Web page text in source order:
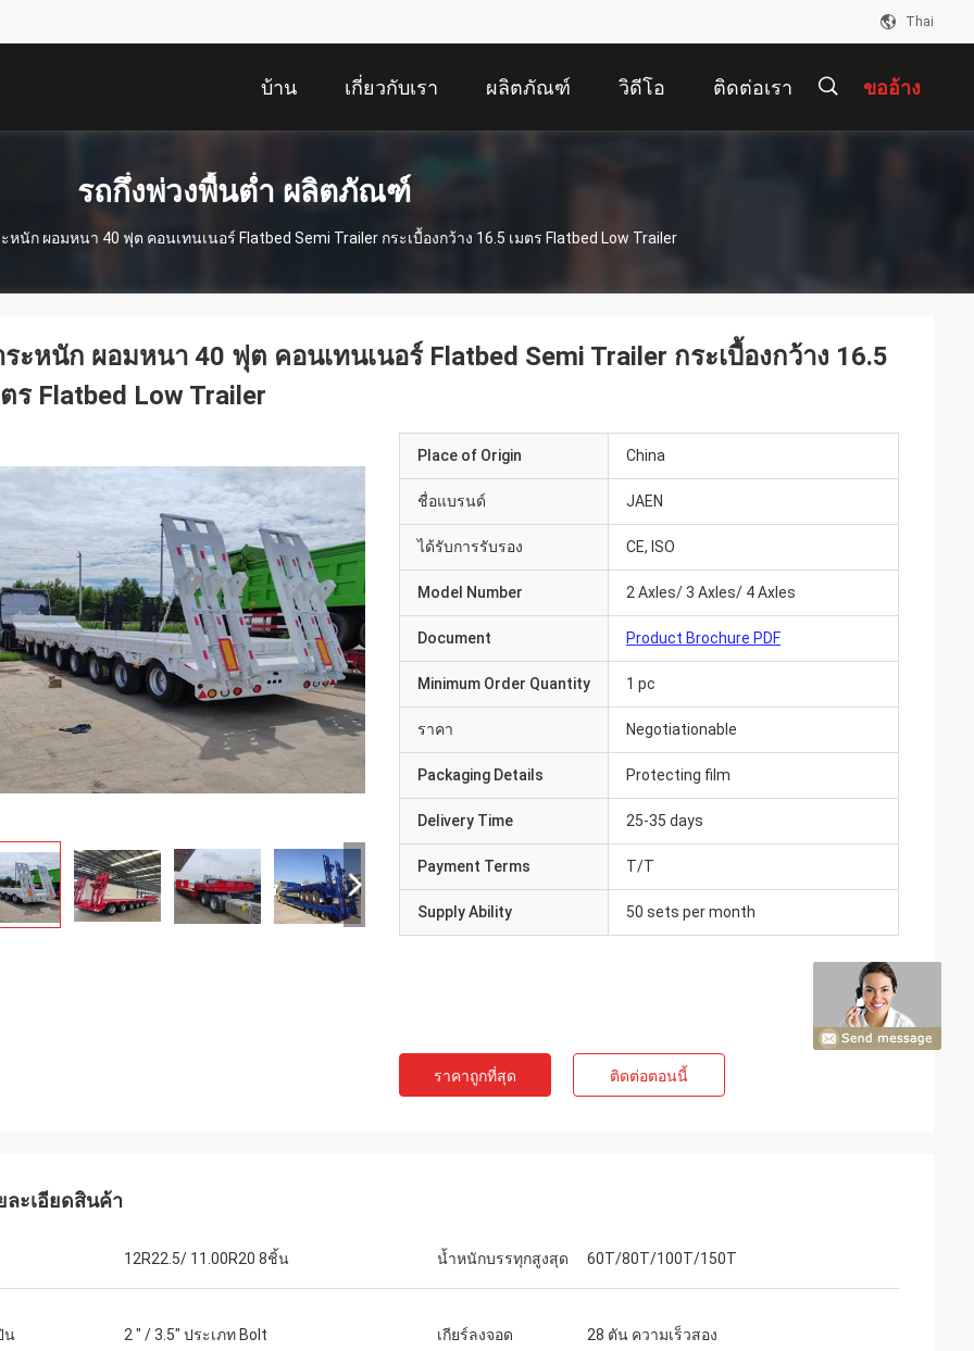
Thai
บ้าน เกี่ยวกับเรา ผลิตภัณฑ์ วิดีโอ ติดต่อเรา ขออ้าง
รถกึ่งพ่วงพื้นต่ำ ผลิตภัณฑ์
หนัก ผอมหนา 40 ฟุต คอนเทนเนอร์ Flatbed Semi Trailer กระเบื้องกว้าง 16.5 เมตร Flatbed Low Trailer
ะหนัก ผอมหนา 40 ฟุต คอนเทนเนอร์ Flatbed Semi Trailer กระเบื้องกว้าง 16.5
ร Flatbed Low Trailer
Place of Origin China
ชื่อแบรนด์ JAEN
ได้รับการรับรอง CE, ISO
Model Number 2 Axles/ 3 Axles/ 4 Axles
Document Product Brochure PDF
Minimum Order Quantity 1 pc
ราคา Negotiationable
Packaging Details Protecting film
Delivery Time 25-35 days
Payment Terms T/T
Supply Ability 50 sets per month
ราคาถูกที่สุด ติดต่อตอนนี้
ละเอียดสินค้า
12R22.5/ 11.00R20 8ชิ้น น้ำหนักบรรทุกสูงสุด 60T/80T/100T/150T
น 2 " / 3.5" ประเภท Bolt เกียร์ลงจอด 28 ตัน ความเร็วสอง